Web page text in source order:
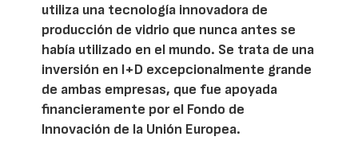
utiliza una tecnología innovadora de
producción de vidrio que nunca antes se
había utilizado en el mundo. Se trata de una
inversión en I+D excepcionalmente grande
de ambas empresas, que fue apoyada
financieramente por el Fondo de
Innovación de la Unión Europea.